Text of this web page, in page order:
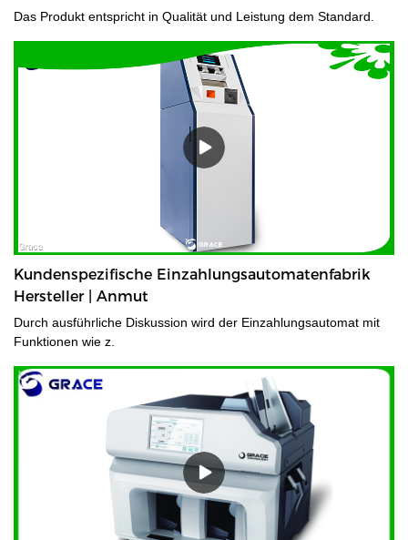
Das Produkt entspricht in Qualität und Leistung dem Standard.
Kundenspezifische Einzahlungsautomatenfabrik
Hersteller | Anmut
Durch ausführliche Diskussion wird der Einzahlungsautomat mit
Funktionen wie z.